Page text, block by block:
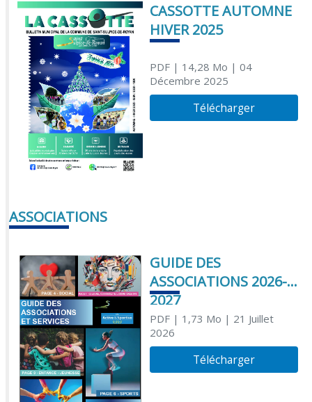
CASSOTTE AUTOMNE
HIVER 2025
PDF| 14,28 Mo | 04
Décembre 2025
Télécharger
ASSOCIATIONS
GUIDE DES
ASSOCIATIONS 2026-
2027
PDF| 1,73 Mo | 21 Juillet
2026
Télécharger